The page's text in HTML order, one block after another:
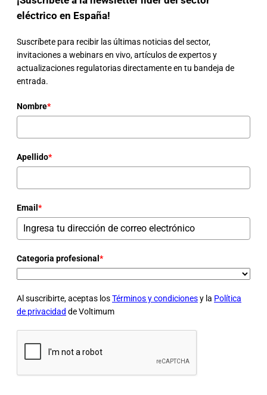
eléctrico en España!
Suscríbete para recibir las últimas noticias del sector,
invitaciones a webinars en vivo, artículos de expertos y
actualizaciones regulatorias directamente en tu bandeja de
entrada.
Nombre*
Apellido*
Email *
Categoria profesional *
Al suscribirte, aceptas losTérminos y condicionesy la Política
de privacidad de Voltimum